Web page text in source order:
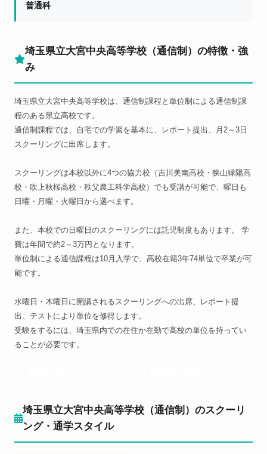
普通科
埼玉県立大宮中央高等学校（通信制）の特徴・強
み
埼玉県立大宮中央高等学校は、通信制課程と単位制による通信制課
程のある県立高校です。
通信制課程では、自宅での学習を基本に、レポート提出、月2～3日
スクーリングに出席します。
スクーリングは本校以外に4つの協力校（吉川美南高校・狭山緑陽高
校・吹上秋桜高校・秩父農工科学高校）でも受講が可能で、曜日も
日曜・月曜・火曜日から選べます。
また、本校での日曜日のスクーリングには託児制度もあります。 学
費は年間で約2～3万円となります。
単位制による通信課程は10月入学で、高校在籍3年74単位で卒業が可
能です。
水曜日・木曜日に開講されるスクーリングへの出席、レポート提
出、テストにより単位を修得します。
受験をするには、埼玉県内での在住か在勤で高校の単位を持ってい
ることが必要です。
埼玉県立大宮中央高等学校（通信制）のスクーリ
ング・通学スタイル